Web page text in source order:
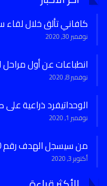
كافاني تألق خلال لقاء
نوفمبر 30, 2020
انطباعات عن أول مراحل
نوفمبر 8, 2020
الوحداتيفرد ذراعية
نوفمبر 1, 2020
من سيسجل الهدف رقم 100 للرمثا بشباك الجزيرة !!
أكتوبر 3, 2020